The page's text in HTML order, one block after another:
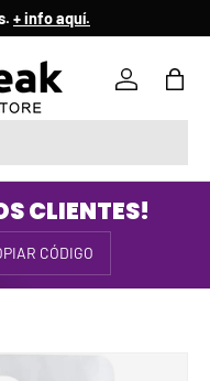
+ info aquí.
Iniciar
CLIENTES!
CÓDIGO